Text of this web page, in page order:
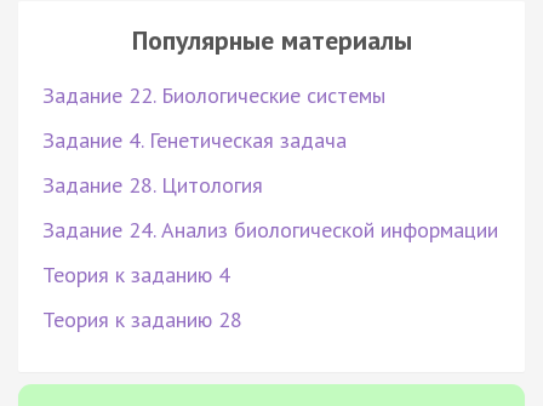
Популярные материалы
Задание 22. Биологические системы
Задание 4. Генетическая задача
Задание 28. Цитология
Задание 24. Анализ биологической информации
Теория к заданию 4
Теория к заданию 28